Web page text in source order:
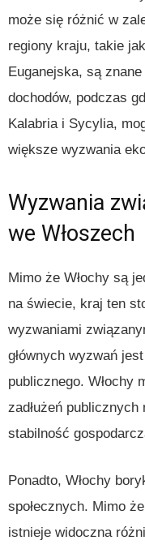
może się różnić w
regiony kraju, takie
Euganejska, są
dochodów, podczas
Kalabria i Sycylia,
większe wyzwania
Wyzwania
we Włoszech
Mimo że Włochy są
na świecie, kraj ten
wyzwaniami
głównych wyzwań
publicznego. Włochy
zadłużeń
stabilność
Ponadto, Włochy
społecznych. Mimo
istnieje widoczna